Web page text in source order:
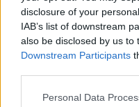
disclosure of your
IAB’s list of downstream
also be disclosed by us to
Downstream Participants
Please note that this
Personal Data
εντυπωσιακό, το
ίδιος τόνισε πως η
) σε σενάρια εφόδου
μπορούσε να